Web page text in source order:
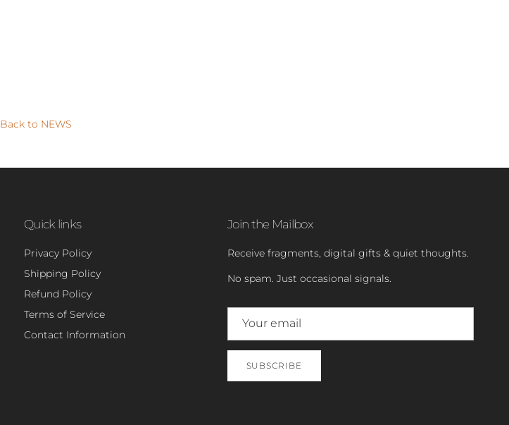
Back to NEWS
Quick links
Privacy Policy
Shipping Policy
Refund Policy
Terms of Service
Contact Information
Join the Mailbox
Receive fragments, digital gifts & quiet thoughts.
No spam. Just occasional signals.
SUBSCRIBE